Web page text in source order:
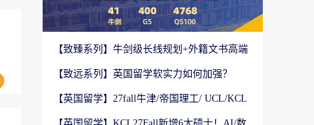
【致臻系列】牛剑级长线规划+外籍文书高端
【致远系列】英国留学软实力如何加强？
【英国留学】27fall牛津/帝国理工/ UCL/KCL